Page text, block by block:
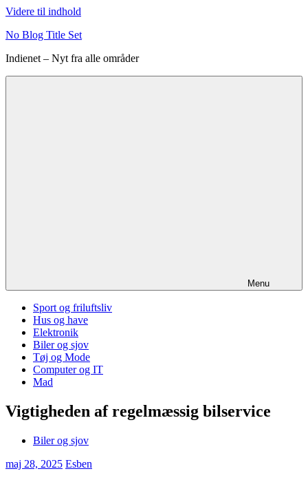
Videre til indhold
No Blog Title Set
Indienet – Nyt fra alle områder
Menu
Sport og friluftsliv
Hus og have
Elektronik
Biler og sjov
Tøj og Mode
Computer og IT
Mad
Vigtigheden af regelmæssig bilservice
Biler og sjov
maj 28, 2025 Esben